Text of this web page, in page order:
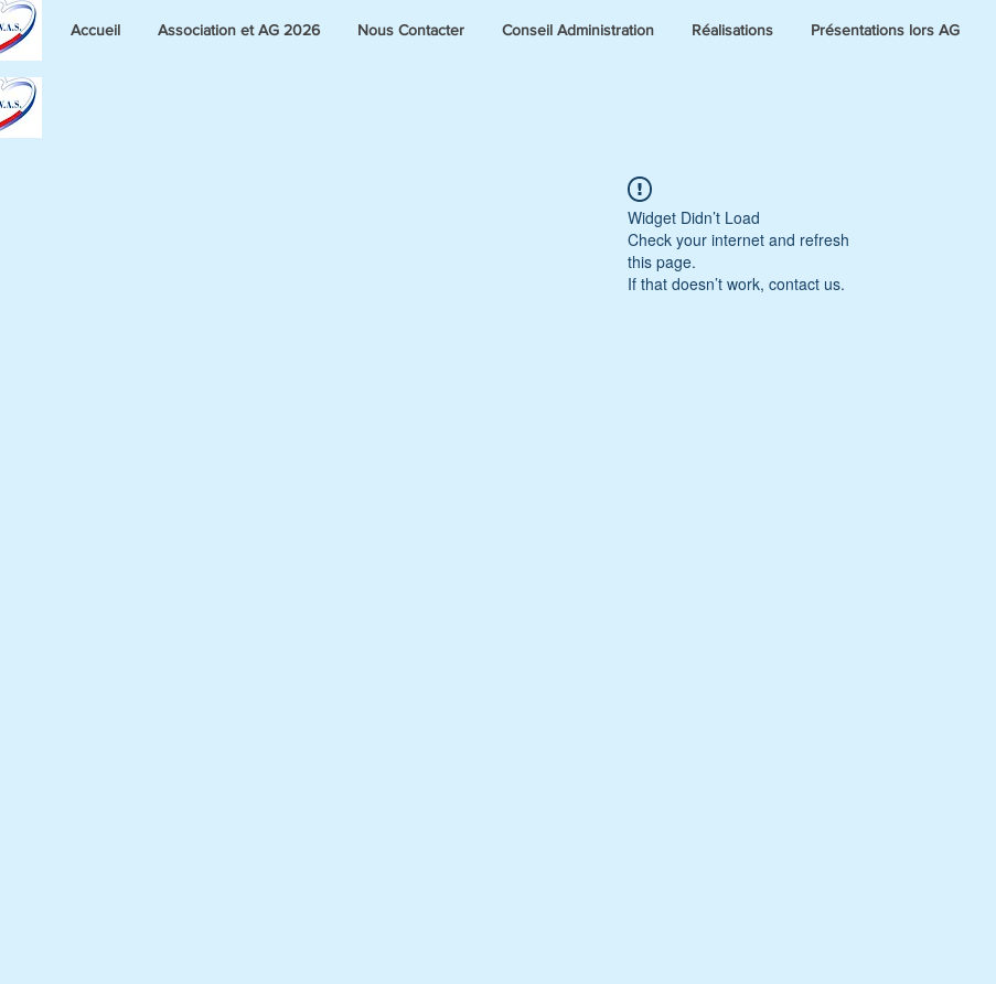
Accueil Association et AG 2026 Nous Contacter Conseil Administration Réalisations Présentations lors AG
Widget Didn’t Load
Check your internet and refresh
this page.
If that doesn’t work, contact us.